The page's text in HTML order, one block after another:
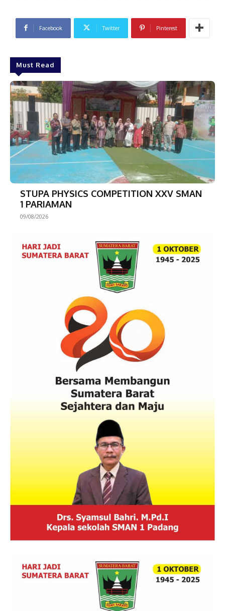
Facebook Twitter Pinterest
Must Read
STUPA PHYSICS COMPETITION XXV SMAN
1 PARIAMAN
09/08/2026